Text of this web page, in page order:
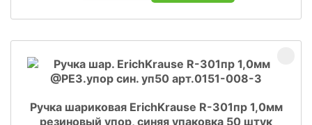
Ручка шариковая ErichKrause R-301пр 1,0мм
резиновый упор, синяя упаковка 50 штук